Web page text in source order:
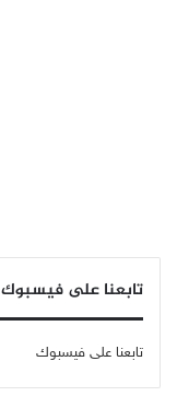
تابعنا على فيسبوك
تابعنا على فيسبوك